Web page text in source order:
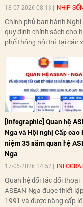
18-07-2026 08:13 NHỊP
Chính phủ ban hành
quy định chính sách cho
phổ thông nội trú tại các
[Infographic] Quan hệ
Nga và Hội nghị Cấp cao
niệm 35 năm quan hệ
Nga
17-06-2026 14:52
Quan hệ đối tác đối thoại
ASEAN-Nga được thiết
1991 và được nâng cấp